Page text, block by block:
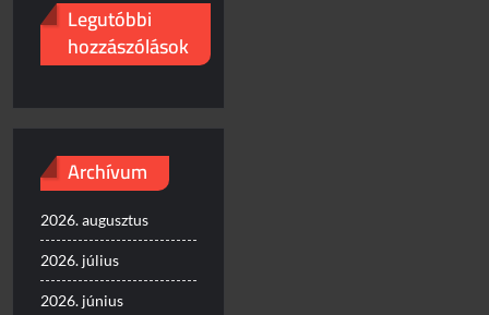
Legutóbbi
hozzászólások
Archívum
2026. augusztus
2026. július
2026. június